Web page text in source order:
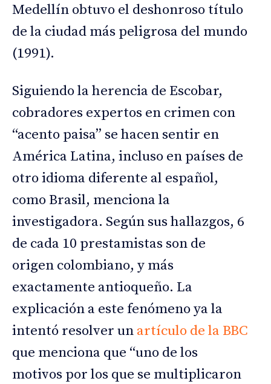
Medellín obtuvo el deshonroso título
de la ciudad más peligrosa del mundo
(1991).
Siguiendo la herencia de Escobar,
cobradores expertos en crimen con
“acento paisa” se hacen sentir en
América Latina, incluso en países de
otro idioma diferente al español,
como Brasil, menciona la
investigadora. Según sus hallazgos, 6
de cada 10 prestamistas son de
origen colombiano, y más
exactamente antioqueño. La
explicación a este fenómeno ya la
intentó resolver un artículo de la BBC
que menciona que “uno de los
motivos por los que se multiplicaron